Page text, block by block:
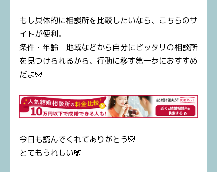
もし具体的に相談所を比較したいなら、こちらのサ
イトが便利。
条件・年齢・地域などから自分にピッタリの相談所
を見つけられるから、行動に移す第一歩におすすめ
だよ🐼
今日も読んでくれてありがとう🐼
とてもうれしい🐼